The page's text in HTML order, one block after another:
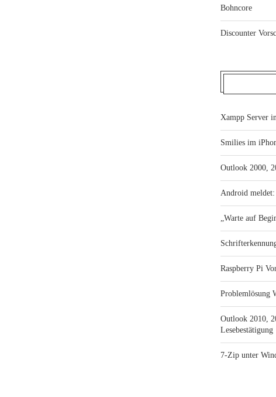
Bohncore
Discounter
Xampp Server
Smilies im
Outlook 2000,
Android
„Warte auf
Raspberry Pi
Problemlösung
Outlook 2010,
Lesebestätigung
7-Zip unter